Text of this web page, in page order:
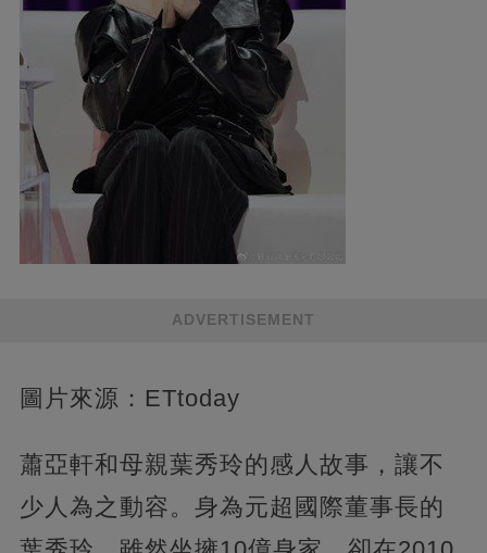
ADVERTISEMENT
圖片來源：ETtoday
蕭亞軒和母親葉秀玲的感人故事，讓不
少人為之動容。身為元超國際董事長的